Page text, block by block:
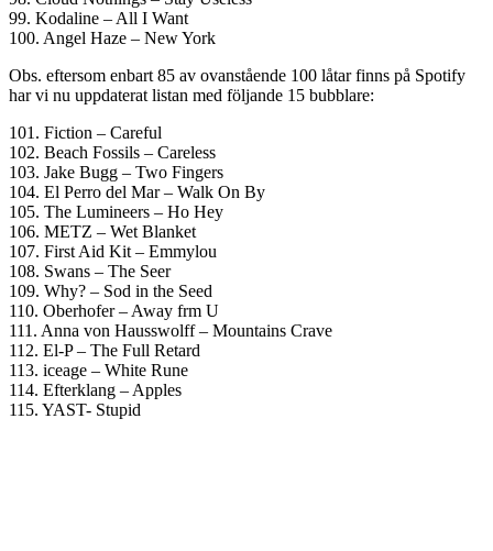
99. Kodaline – All I Want
100. Angel Haze – New York
Obs. eftersom enbart 85 av ovanstående 100 låtar finns på Spotify
har vi nu uppdaterat listan med följande 15 bubblare:
101. Fiction – Careful
102. Beach Fossils – Careless
103. Jake Bugg – Two Fingers
104. El Perro del Mar – Walk On By
105. The Lumineers – Ho Hey
106. METZ – Wet Blanket
107. First Aid Kit – Emmylou
108. Swans – The Seer
109. Why? – Sod in the Seed
110. Oberhofer – Away frm U
111. Anna von Hausswolff – Mountains Crave
112. El-P – The Full Retard
113. iceage – White Rune
114. Efterklang – Apples
115. YAST- Stupid